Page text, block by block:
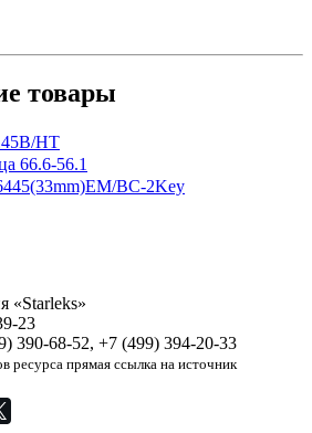
товары
HT
66.6-56.1
BC-2Key
«Starleks»
23
390-68-52, +7 (499) 394-20-33
ресурса прямая ссылка на источник